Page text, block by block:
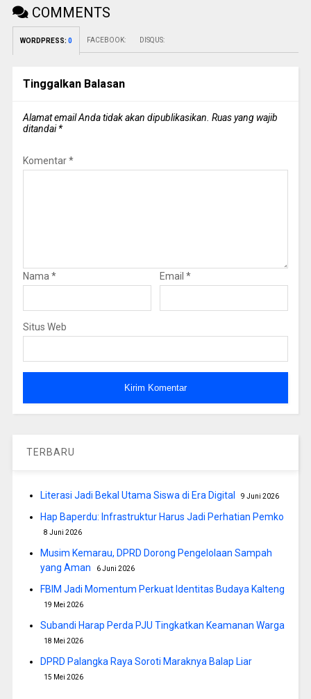
COMMENTS
WORDPRESS: 0 FACEBOOK: DISQUS:
Tinggalkan Balasan
Alamat email Anda tidak akan dipublikasikan. Ruas yang wajib
ditandai*
Komentar*
Nama * Email *
Situs Web
TERBARU
Literasi Jadi Bekal Utama Siswa di Era Digital 9 Juni 2026
Hap Baperdu: Infrastruktur Harus Jadi Perhatian Pemko
8 Juni 2026
Musim Kemarau, DPRD Dorong Pengelolaan Sampah
yang Aman
6 Juni 2026
FBIM Jadi Momentum Perkuat Identitas Budaya Kalteng
19 Mei 2026
Subandi Harap Perda PJU Tingkatkan Keamanan Warga
18 Mei 2026
DPRD Palangka Raya Soroti Maraknya Balap Liar
15 Mei 2026